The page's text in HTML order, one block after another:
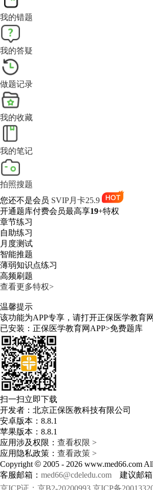
我的错题
我的答疑
做题记录
我的收藏
我的笔记
拍照搜题
您还不是会员 SVIP月卡25.9
开通题库付费会员最高享19+特权
章节练习
自助练习
月度测试
智能推题
薄弱知识点练习
高频刷题
查看更多特权>
温馨提示
该功能为APP专享，请打开正保医学教育
已安装：正保医学教育网APP>免费题库
扫一扫立即下载
开发者：北京正保医教科技有限公司
安卓版本：8.8.1
苹果版本：8.8.1
应用涉及权限： 查看权限 >
应用隐私政策： 查看政策 >
Copyright © 2005 - 2026 www.med66.com
客服邮箱： med66@cdeledu.com 建议邮箱
京ICP证：京B2-20200993 京ICP备